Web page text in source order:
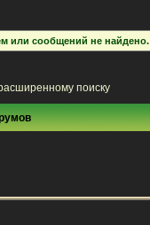
или сообщений не найдено.
поиску